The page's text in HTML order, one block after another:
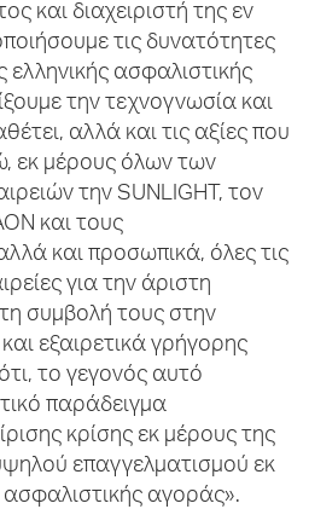
και διαχειριστή της εν
τις δυνατότητες
ελληνικής ασφαλιστικής
την τεχνογνωσία και
αλλά και τις αξίες που
εκ μέρους όλων των
την SUNLIGHT, τον
και τους
και προσωπικά, όλες τις
για την άριστη
συμβολή τους στην
και εξαιρετικά γρήγορης
το γεγονός αυτό
παράδειγμα
κρίσης εκ μέρους της
επαγγελματισμού εκ
ασφαλιστικής αγοράς».